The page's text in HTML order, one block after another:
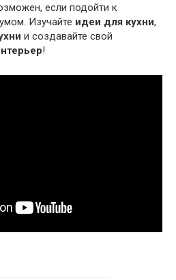
если подойти к
Изучайте идеи для кухни,
и создавайте свой
!